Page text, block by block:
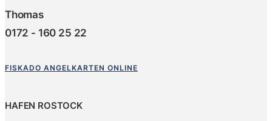
Thomas
0172 - 160 25 22
FISKADO ANGELKARTEN ONLINE
HAFEN ROSTOCK